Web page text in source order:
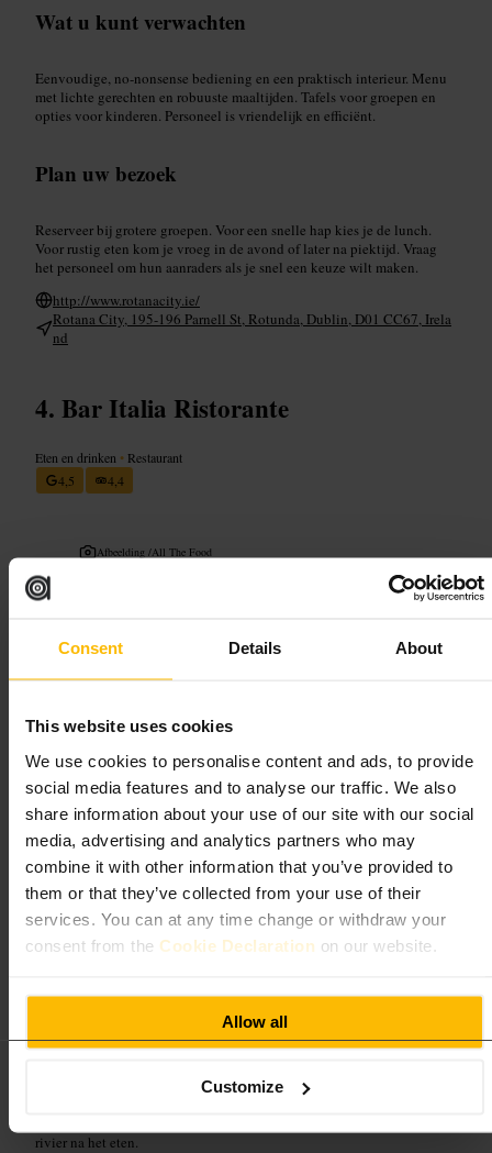
Consent Details About
This website uses cookies
We use cookies to personalise content and ads, to provide
social media features and to analyse our traffic. We also
share information about your use of our site with our social
media, advertising and analytics partners who may
combine it with other information that you’ve provided to
them or that they’ve collected from your use of their
services. You can at any time change or withdraw your
consent from the Cookie Declaration on our website.
Allow all
Customize
Wat u kunt verwachten
Eenvoudige, no-nonsense bediening en een praktisch interieur. Menu
met lichte gerechten en robuuste maaltijden. Tafels voor groepen en
opties voor kinderen. Personeel is vriendelijk en efficiënt.
Plan uw bezoek
Reserveer bij grotere groepen. Voor een snelle hap kies je de lunch.
Voor rustig eten kom je vroeg in de avond of later na piektijd. Vraag
het personeel om hun aanraders als je snel een keuze wilt maken.
http://www.rotanacity.ie/
Rotana City, 195-196 Parnell St, Rotunda, Dublin, D01 CC67, Irela
nd
Bar Italia Ristorante
Eten en drinken • Restaurant
4,5
4,4
Afbeelding /All The Food
Noord‑Dublin
Geschikt voor
#ItaliaansEten #GezelligEten #Familievriendelijk #Groepseten
#Avondeten #DublinEten #NoordDublin
Wat u kunt verwachten
Eenvoudige inrichting en een warme, ongedwongen sfeer. Een menu
met pizza's, pasta's en klassieke antipasti. Bedienend personeel dat snel
en vriendelijk werkt. Tafels zijn vaak dicht op elkaar, ideaal voor
Reserveer als je ’s avonds wilt komen, vooral met een groep. Vraag de
rivier na het eten.